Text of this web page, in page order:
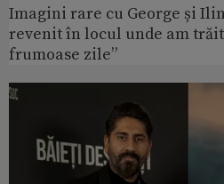
Imagini rare cu George și
revenit în locul unde am
frumoase zile”